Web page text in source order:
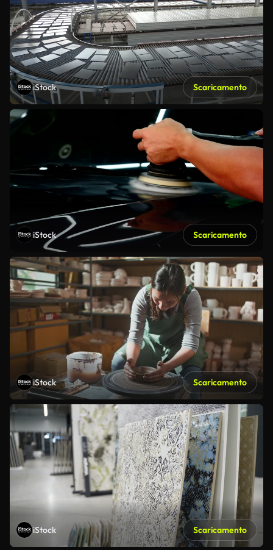
iStock Scaricamento
iStock Scaricamento
iStock Scaricamento
iStock Scaricamento